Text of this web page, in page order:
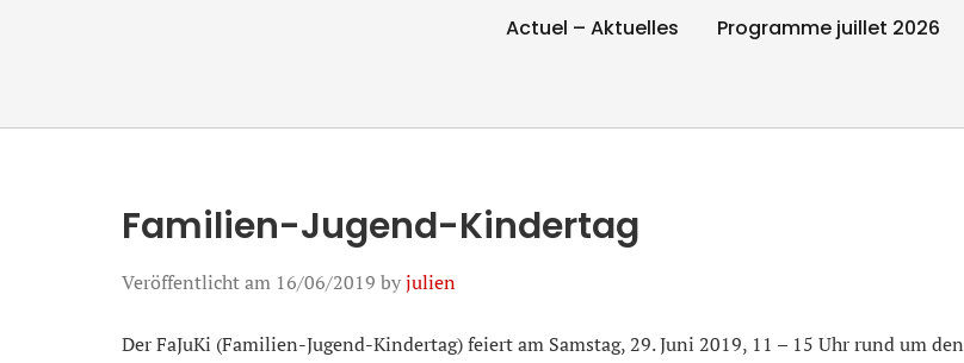
Actuel – Aktuelles Programme juillet 2026
Familien-Jugend-Kindertag
Veröffentlicht am 16/06/2019 byjulien
Der FaJuKi (Familien-Jugend-Kindertag) feiert am Samstag, 29. Juni 2019, 11 – 15 Uhr rund um den